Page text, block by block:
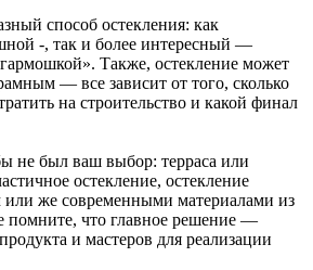
способ остекления: как
-, так и более интересный —
Также, остекление может
— все зависит от того, сколько
на строительство и какой финал
не был ваш выбор: терраса или
остекление, остекление
же современными материалами из
помните, что главное решение —
и мастеров для реализации